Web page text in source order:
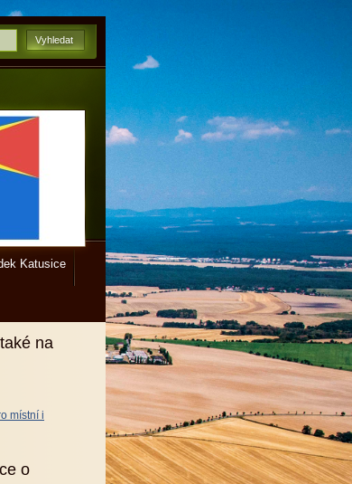
Katusice
na
místní i
o